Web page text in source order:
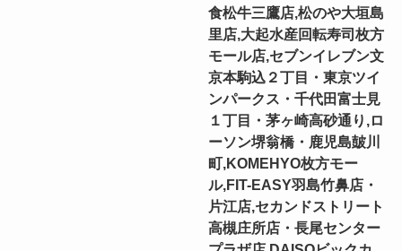
食松牛三鷹店,松のや大垣島
里店,大起水産回転寿司枚方
モール店,セブンイレブン文
京本駒込２丁目・東京ツイ
ンパークス・千代田富士見
１丁目・茅ヶ崎高砂通り,ロ
ーソン堺翁橋・鹿児島皷川
町,KOMEHYO枚方モー
ル,FIT-EASY羽島竹鼻店・
片江店,セカンドストリート
高槻庄所店・長尾センター